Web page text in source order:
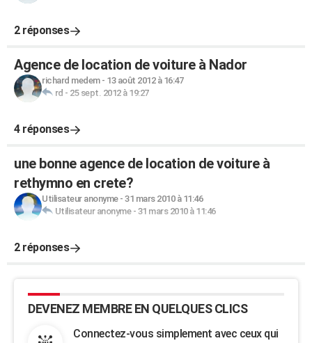
2 réponses
Agence de location de voiture à Nador
richard medem- 13 août 2012 à 16:47
rd - 25 sept. 2012 à 19:27
4 réponses
une bonne agence de location de voiture à
rethymno en crete?
Utilisateur anonyme- 31 mars 2010 à 11:46
Utilisateur anonyme- 31 mars 2010 à 11:46
2 réponses
DEVENEZ MEMBRE EN QUELQUES CLICS
Connectez-vous simplement avec ceux qui